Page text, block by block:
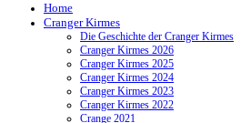
Home
Cranger Kirmes
Die Geschichte der Cranger Kirmes
Cranger Kirmes 2026
Cranger Kirmes 2025
Cranger Kirmes 2024
Cranger Kirmes 2023
Cranger Kirmes 2022
Crange 2021